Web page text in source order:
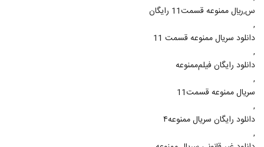
س,ريال ممنوعه قسمت11 رایگان
,
دانلود سریال ممنوعه قسمت 11
,
دانلود رایگان فیلم‌ممنوعه
,
سريال ممنوعه قسمت11
,
دانلود رایگان سریال ممنوعه۴
,